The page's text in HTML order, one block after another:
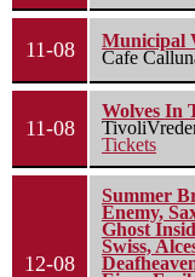
11-08
Municipal
Cafe
11-08
Wolves In
Tickets
12-08
Summer
Enemy,
Ghost
Swiss,